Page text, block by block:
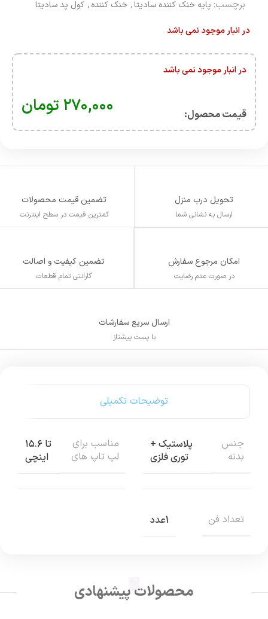
برچسب: پایه خنک کننده سادیتا, خنک کننده, کول پد سادیتا
در انبار موجود نمی باشد
در انبار موجود نمی باشد
قیمت محصول:​ ۲۷۰,۰۰۰ تومان
تحویل درب منزل
ارسال به نشانی شما
تضمین قیمت محصولات
کمترین قیمت در سطح اینترنت
امکان مرجوع سفارش
در صورت عدم رضایت
تضمین کیفیت و اصالت
گارانتی تمام قطعات
ارسال سریع سفارشات
با پست پیشتاز
توضیحات تکمیلی
جنس
بدنه
پلاستیک +
توری فلزی
مناسب برای
لپ تاپ های
تا ۱۵.۶
اینچی
تعداد فن 1عدد
محصولات پیشنهادی